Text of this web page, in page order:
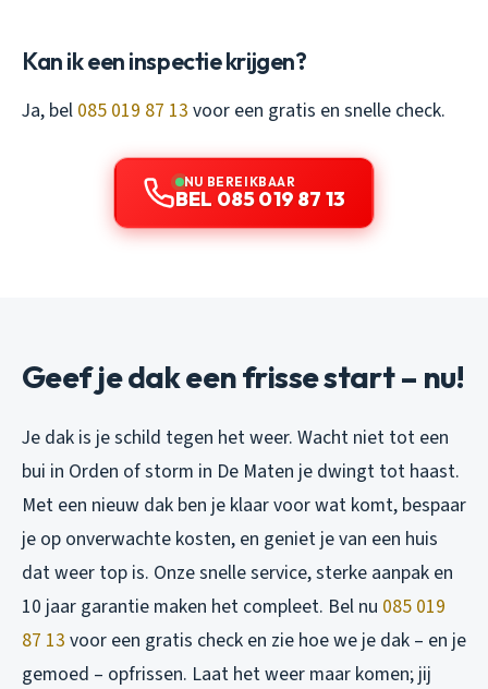
Kan ik een inspectie krijgen?
Ja, bel 085 019 87 13 voor een gratis en snelle check.
NU BEREIKBAAR
BEL 085 019 87 13
Geef je dak een frisse start – nu!
Je dak is je schild tegen het weer. Wacht niet tot een
bui in Orden of storm in De Maten je dwingt tot haast.
Met een nieuw dak ben je klaar voor wat komt, bespaar
je op onverwachte kosten, en geniet je van een huis
dat weer top is. Onze snelle service, sterke aanpak en
10 jaar garantie maken het compleet. Bel nu 085 019
87 13 voor een gratis check en zie hoe we je dak – en je
gemoed – opfrissen. Laat het weer maar komen; jij